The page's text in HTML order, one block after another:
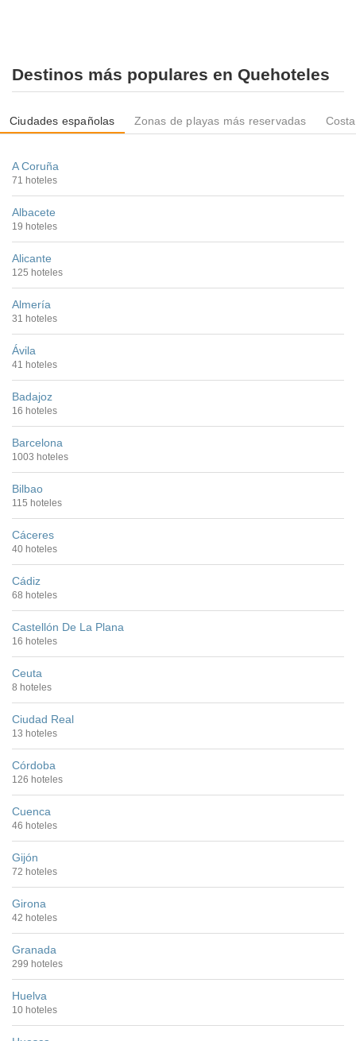
Destinos más populares en Quehoteles
Ciudades españolas Zonas de playas más reservadas
A Coruña
71 hoteles
Albacete
19 hoteles
Alicante
125 hoteles
Almería
31 hoteles
Ávila
41 hoteles
Badajoz
16 hoteles
Barcelona
1003 hoteles
Bilbao
115 hoteles
Cáceres
40 hoteles
Cádiz
68 hoteles
Castellón De La Plana
16 hoteles
Ceuta
8 hoteles
Ciudad Real
13 hoteles
Córdoba
126 hoteles
Cuenca
46 hoteles
Gijón
72 hoteles
Girona
42 hoteles
Granada
299 hoteles
Huelva
10 hoteles